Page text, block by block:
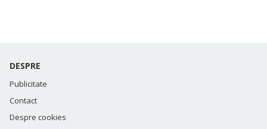
DESPRE
Publicitate
Contact
Despre cookies